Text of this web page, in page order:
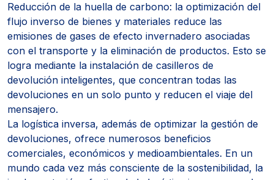
Reducción de la huella de carbono: la optimización del
flujo inverso de bienes y materiales reduce las
emisiones de gases de efecto invernadero asociadas
con el transporte y la eliminación de productos. Esto se
logra mediante la instalación de casilleros de
devolución inteligentes, que concentran todas las
devoluciones en un solo punto y reducen el viaje del
mensajero.
La logística inversa, además de optimizar la gestión de
devoluciones, ofrece numerosos beneficios
comerciales, económicos y medioambientales. En un
mundo cada vez más consciente de la sostenibilidad, la